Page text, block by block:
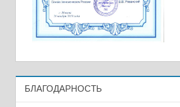
БЛАГОДАРНОСТЬ